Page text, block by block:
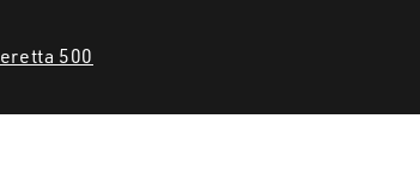
500